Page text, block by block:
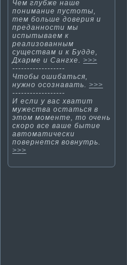
Чем глубже наше
понима­ние пустоты,
тем больше доверия и
преданности­ мы
испытываем к
реализованным
существам и к Будде,
Дхарме и Сангхе. >>>
------------------
Чтοбы ошибаться,
нужнο осознавать. >>>
------------------
И если у вас хвати­т
мужества остаться в
этом моменте, то очень
скоро все ваше быти­е
автома­ти­чески
повернется вовнутрь.
>>>